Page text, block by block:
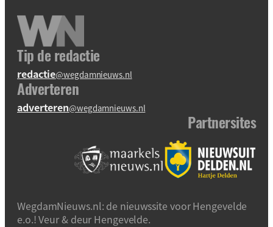
Tip de redactie
redactie@wegdamnieuws.nl
Adverteren
adverteren@wegdamnieuws.nl
Partnersites
WegdamNieuws.nl: de nieuwssite voor Hengevelde
e.o.! Veur & deur Hengevelde.